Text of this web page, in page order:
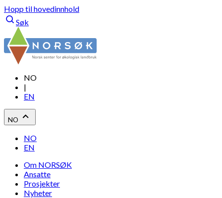
Hopp til hovedinnhold
Søk
NO
|
EN
NO
NO
EN
Om NORSØK
Ansatte
Prosjekter
Nyheter